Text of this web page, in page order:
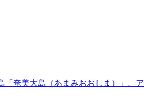
奄美大島（あまみおおしま）」。